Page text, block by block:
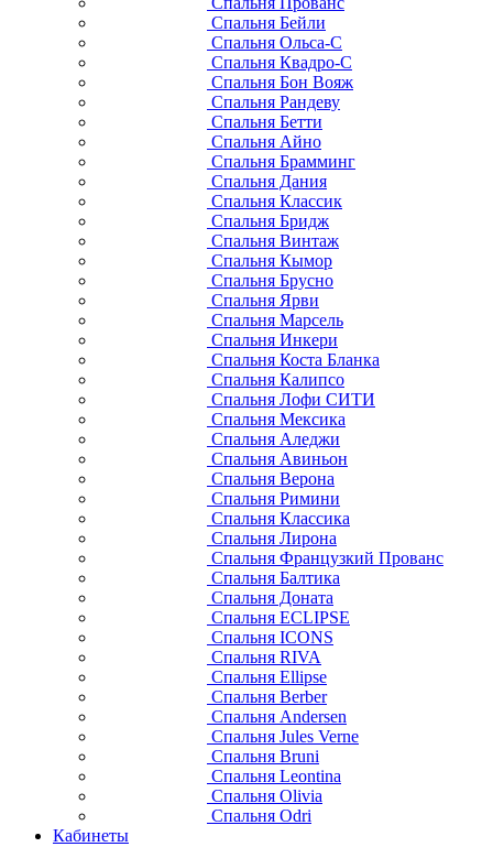
Спальня Бейли
Спальня Ольса-С
Спальня Квадро-С
Спальня Бон Вояж
Спальня Рандеву
Спальня Бетти
Спальня Айно
Спальня Брамминг
Спальня Дания
Спальня Классик
Спальня Бридж
Спальня Винтаж
Спальня Кымор
Спальня Брусно
Спальня Ярви
Спальня Марсель
Спальня Инкери
Спальня Коста Бланка
Спальня Калипсо
Спальня Лофи СИТИ
Спальня Мексика
Спальня Аледжи
Спальня Авиньон
Спальня Верона
Спальня Римини
Спальня Классика
Спальня Лирона
Спальня Французкий Прованс
Спальня Балтика
Спальня Доната
Спальня ECLIPSE
Спальня ICONS
Спальня RIVA
Спальня Ellipse
Спальня Berber
Спальня Andersen
Спальня Jules Verne
Спальня Bruni
Спальня Leontina
Спальня Olivia
Спальня Odri
Кабинеты